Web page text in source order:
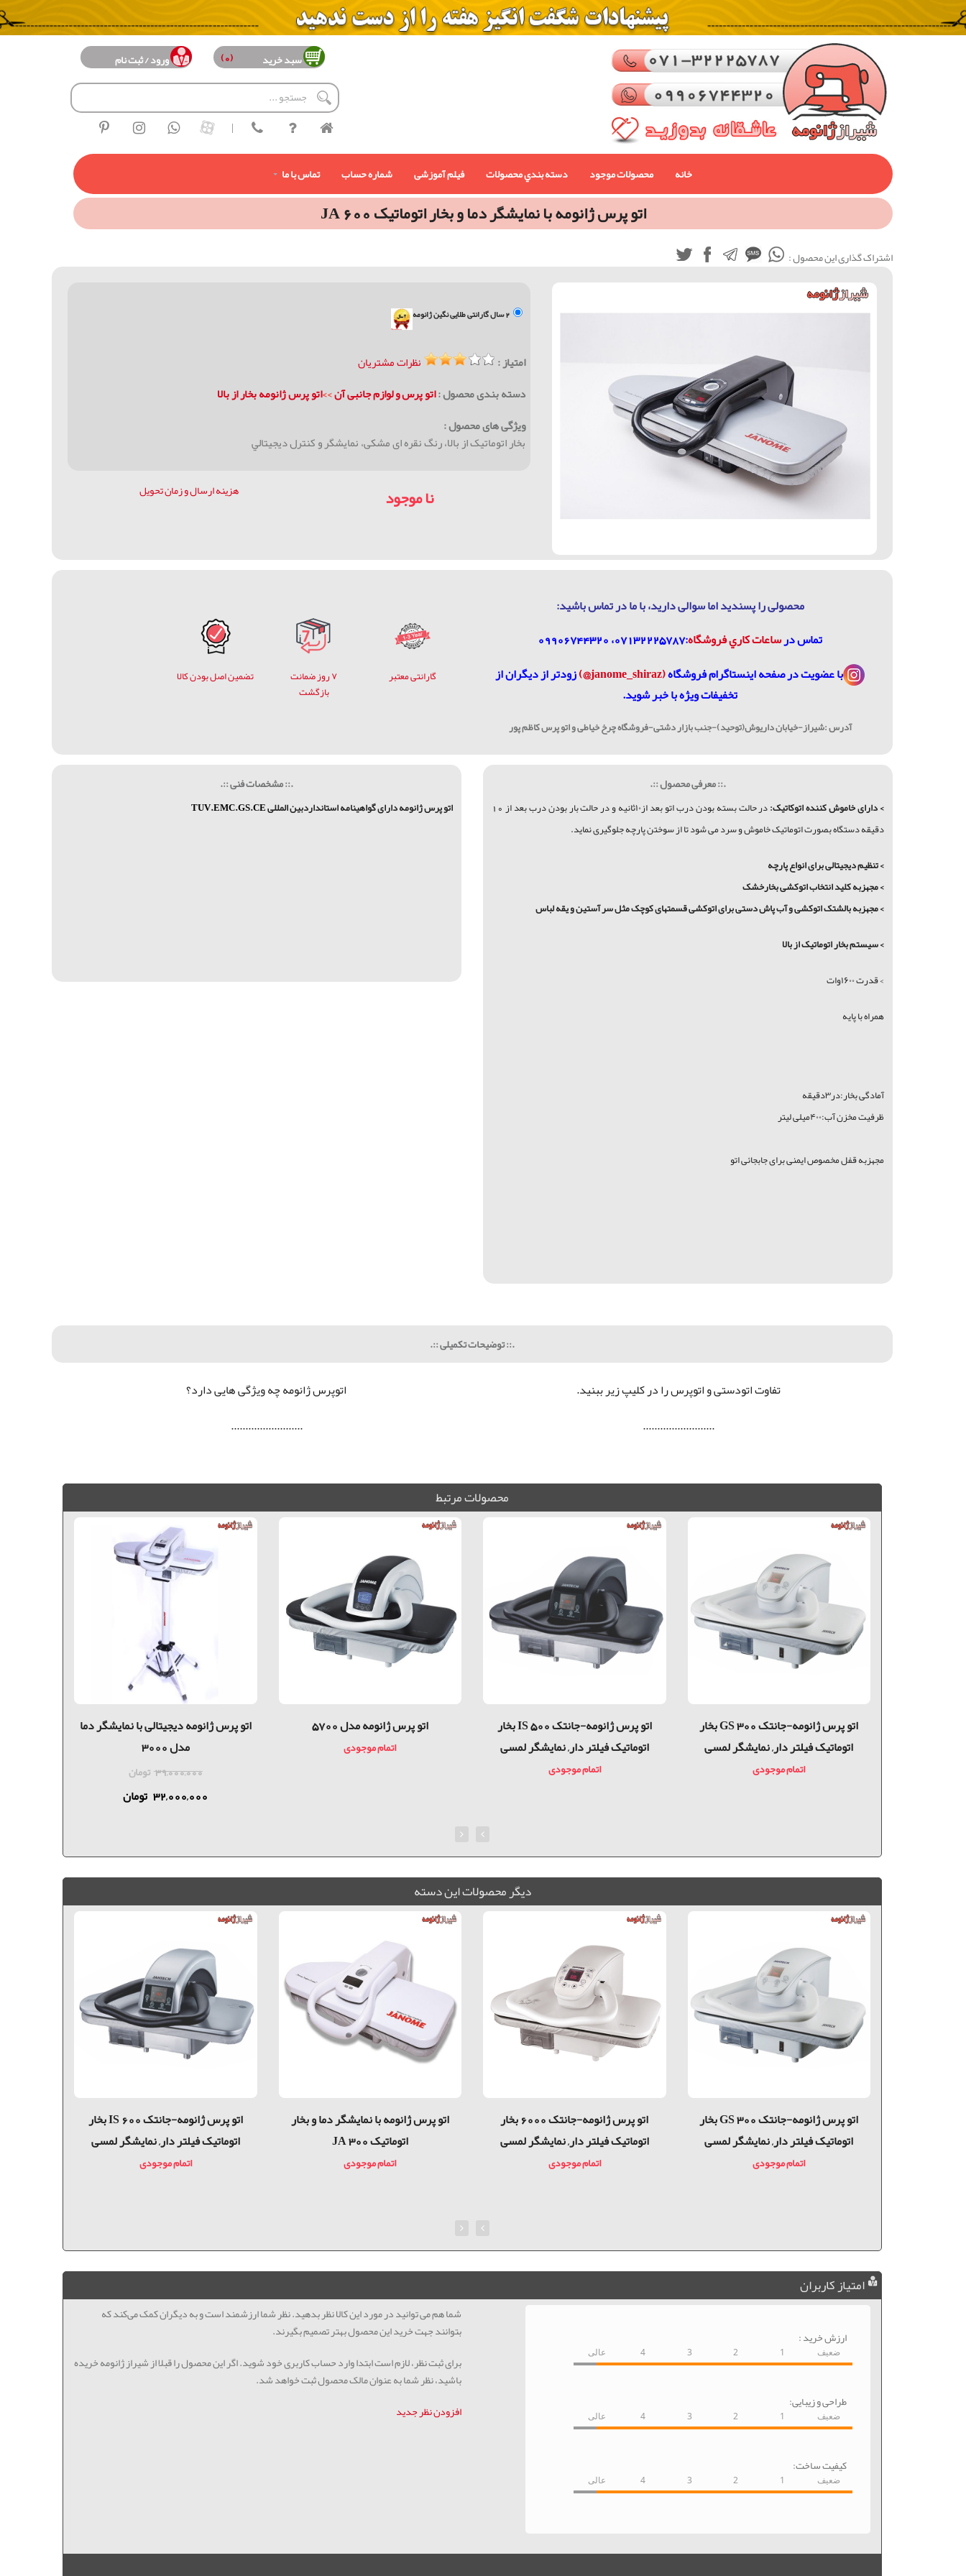
سبد خرید (0) ورود / ثبت نام
|
خانه محصولات موجود دسته بندي محصولات فیلم آموزشی شماره حساب تماس با ما
اتو پرس ژانومه با نمایشگر دما و بخار اتوماتیک JA 600
اشتراک گذاری این محصول :
2 سال گارانتی طلایی نگین ژانومه
امتیاز :
نظرات مشتریان
دسته بندی محصول :اتو پرس و لوازم جانبی آن>>اتو پرس ژانومه بخار از بالا
ویژگی های محصول :
بخار اتوماتیک از بالا، رنگ نقره ای مشکی، نمايشگر و كنترل ديجيتالي
نا موجود هزینه ارسال و زمان تحویل
محصولی را پسندید اما سوالی دارید، با ما در تماس باشيد:
تماس درساعات كاري فروشگاه:07132225787، 09906744320
با عضویت درصفحه اینستاگرام فروشگاه(janome_shiraz@)
زودتر از دیگران از
تخفیفات ویژه با خبر شوید.
آدرس :شیراز-خیابان داریوش(توحید)-جنب بازار دشتی-فروشگاه چرخ خیاطی و اتو پرس کاظم پور
گارانتی معتبر
۷ روز ضمانت
بازگشت
تضمین اصل بودن کالا
.:: معرفی محصول ::.
> دارای خاموش کننده اتوکاتیک:
در حالت بسته بودن درب اتو بعد از۱۰ثانیه و در حالت بار بودن درب بعد از 10
دقیقه دستگاه بصورت اتوماتیک خاموش و سرد می شود تا از سوختن پارچه جلوگیری نماید.
> تنظیم دیجیتالی برای انواع پارچه
> مجهزبه کلید انتخاب اتوکشی بخارخشک
> مجهزبه بالشتک اتوکشی و آب پاش دستی برای اتوکشی قسمتهای کوچک مثل سر آستین و یقه لباس
> سیستم بخار اتوماتیک از بالا
> قدرت ۱۶۰۰وات
همراه با پایه
آمادگی بخار:در۳دقیقه
ظرفیت مخزن آب:۴۰۰میلی لیتر
مجهزبه قفل مخصوص ایمنی برای جابجائی اتو
.:: مشخصات فنی ::.
اتو پرس ژانومه دارای گواهینامه استانداردبین المللیTUV.EMC.GS.CE
.:: توضیحات تکمیلی ::.
تفاوت اتودستی و اتوپرس را در کلیپ زیر ببنید.
.........................
اتوپرس ژانومه چه ویژگی هایی دارد؟
.........................
محصولات مرتبط
اتو پرس ژانومه دیجیتالی با نمایشگر دما
مدل 3000
39,000,000 تومان
32,000,000 تومان
اتو پرس ژانومه مدل 5700
اتمام موجودی
اتو پرس ژانومه-جانتک IS 500 بخار
اتوماتیک فیلتر دار, نمایشگر لمسی
اتمام موجودی
اتو پرس ژانومه-جانتک GS 300 بخار
اتوماتیک فیلتر دار, نمایشگر لمسی
اتمام موجودی
ديگر محصولات اين دسته
اتو پرس ژانومه-جانتک IS 600 بخار
اتوماتیک فیلتر دار, نمایشگر لمسی
اتمام موجودی
اتو پرس ژانومه با نمایشگر دما و بخار
اتوماتیک JA 300
اتمام موجودی
اتو پرس ژانومه-جانتک 6000 بخار
اتوماتیک فیلتر دار, نمایشگر لمسی
اتمام موجودی
اتو پرس ژانومه-جانتک GS 300 بخار
اتوماتیک فیلتر دار, نمایشگر لمسی
اتمام موجودی
امتیاز کاربران
ارزش خرید :
ضعیف 1
2
3
4 عالی
طراحی و زیبایی:
ضعیف 1
2
3
4 عالی
کیفیت ساخت:
ضعیف 1
2
3
4 عالی
شما هم می توانید در مورد این کالا نظر بدهید. نظر شما ارزشمند است و به دیگران کمک می‌کند که
بتوانند جهت خرید این محصول بهتر تصمیم بگیرند.
برای ثبت نظر، لازم است ابتدا وارد حساب کاربری خود شوید. اگر این محصول را قبلا از شیراز ژانومه خریده
باشید، نظر شما به عنوان مالک محصول ثبت خواهد شد.
افزودن نظر جدید